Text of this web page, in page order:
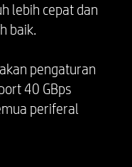
auto-
lebih cepat dan
baik.
pengaturan
40 GBps
periferal